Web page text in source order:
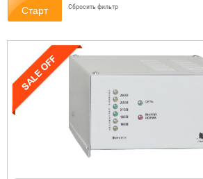
Сбросить фильтр